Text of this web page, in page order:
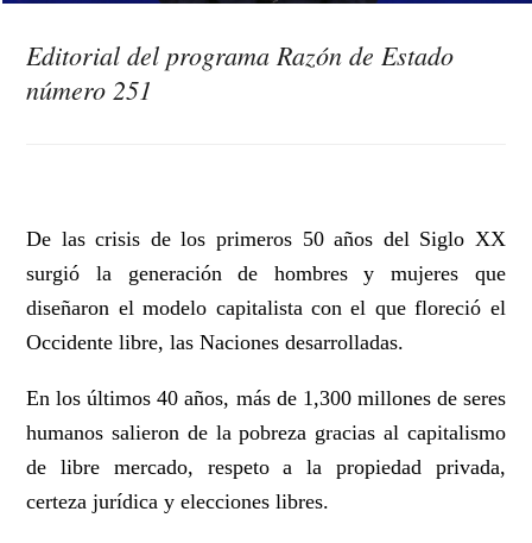
Editorial del programa Razón de Estado
número 251
De las crisis de los primeros 50 años del Siglo XX
surgió la generación de hombres y mujeres que
diseñaron el modelo capitalista con el que floreció el
Occidente libre, las Naciones desarrolladas.
En los últimos 40 años, más de 1,300 millones de seres
humanos salieron de la pobreza gracias al capitalismo
de libre mercado, respeto a la propiedad privada,
certeza jurídica y elecciones libres.